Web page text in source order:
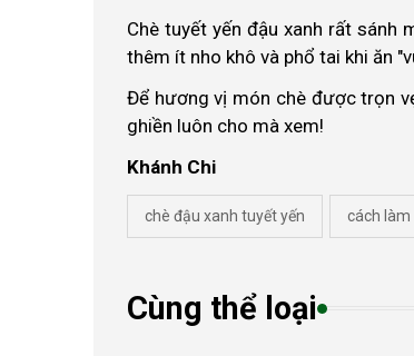
Chè tuyết yến đậu xanh rất sánh
thêm ít nho khô và phổ tai khi ăn
Để hương vị món chè được trọn
ghiền luôn cho mà xem!
Khánh Chi
chè đậu xanh tuyết yến cách làm
Cùng thể loại